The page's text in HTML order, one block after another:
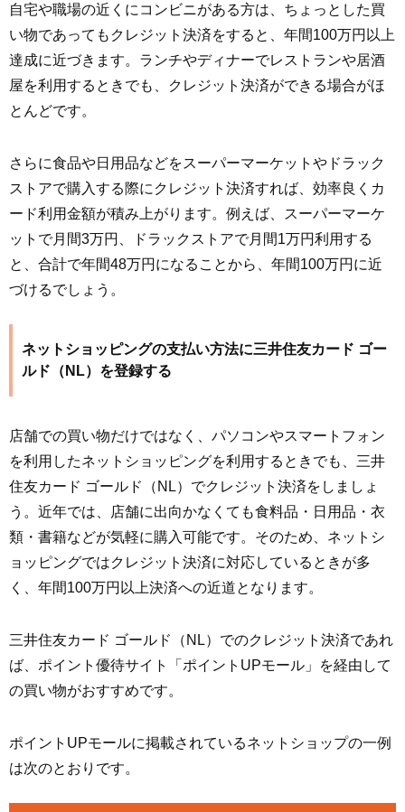
自宅や職場の近くにコンビニがある方は、ちょっとした買
い物であってもクレジット決済をすると、年間100万円以上
達成に近づきます。ランチやディナーでレストランや居酒
屋を利用するときでも、クレジット決済ができる場合がほ
とんどです。
さらに食品や日用品などをスーパーマーケットやドラック
ストアで購入する際にクレジット決済すれば、効率良くカ
ード利用金額が積み上がります。例えば、スーパーマーケ
ットで月間3万円、ドラックストアで月間1万円利用する
と、合計で年間48万円になることから、年間100万円に近
づけるでしょう。
ネットショッピングの支払い方法に三井住友カード ゴー
ルド（NL）を登録する
店舗での買い物だけではなく、パソコンやスマートフォン
を利用したネットショッピングを利用するときでも、三井
住友カード ゴールド（NL）でクレジット決済をしましょ
う。近年では、店舗に出向かなくても食料品・日用品・衣
類・書籍などが気軽に購入可能です。そのため、ネットシ
ョッピングではクレジット決済に対応しているときが多
く、年間100万円以上決済への近道となります。
三井住友カード ゴールド（NL）でのクレジット決済であれ
ば、ポイント優待サイト「ポイントUPモール」を経由して
の買い物がおすすめです。
ポイントUPモールに掲載されているネットショップの一例
は次のとおりです。